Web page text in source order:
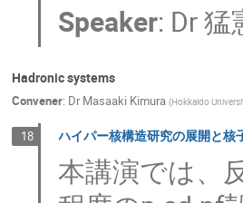
Speaker: Dr猛
Hadronic systems
Convener: Dr Masaaki Kimura (Hokkaido
18 ハイパー核構造研究の展開と核
本講演では、